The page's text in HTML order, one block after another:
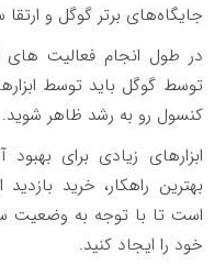
جایگاه‌های برتر گوگل و
توسط گوگل باید توسط
کنسول رو به رشد ظاهر شوید.
ابزارهای زیادی برای
بهترین راهکار، خرید
است تا با توجه به وضعیت
خود را ایجاد کنید.